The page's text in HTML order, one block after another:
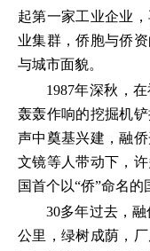
起第一家工业企业
业集群，侨胞与侨
与城市面貌。
1987年深秋，
轰轰作响的挖掘机
声中奠基兴建，融
文镜等人带动下，
国首个以“侨”命名的
30多年过去，
公里，绿树成荫，